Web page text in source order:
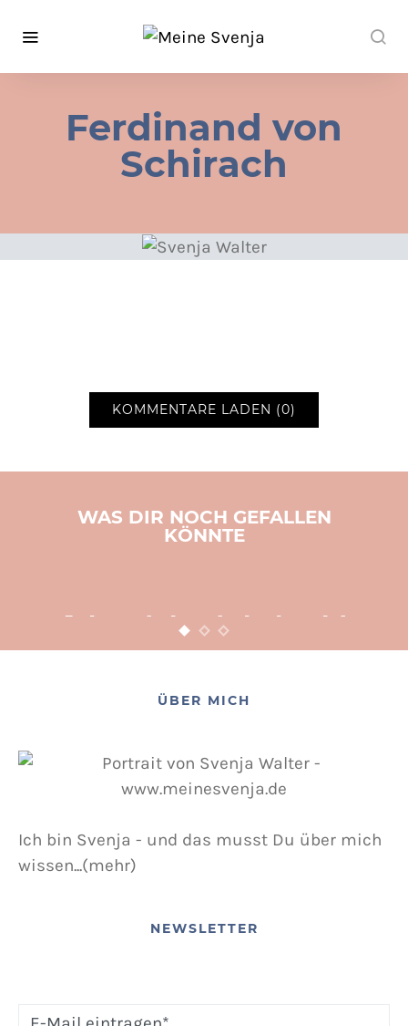
Ferdinand von
Schirach
KOMMENTARE LADEN (0)
WAS DIR NOCH GEFALLEN
KÖNNTE
Adventsbasteln leicht
gemacht
POSTED ON
ÜBER MICH
Ich bin Svenja - und das musst Du über mich
wissen...(mehr)
NEWSLETTER